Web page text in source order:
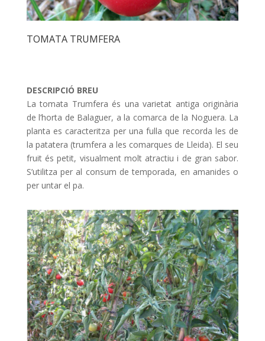
TOMATA TRUMFERA
DESCRIPCIÓ BREU
La tomata Trumfera és una varietat antiga originària
de l’horta de Balaguer, a la comarca de la Noguera. La
planta es caracteritza per una fulla que recorda les de
la patatera (trumfera a les comarques de Lleida). El seu
fruit és petit, visualment molt atractiu i de gran sabor.
S’utilitza per al consum de temporada, en amanides o
per untar el pa.